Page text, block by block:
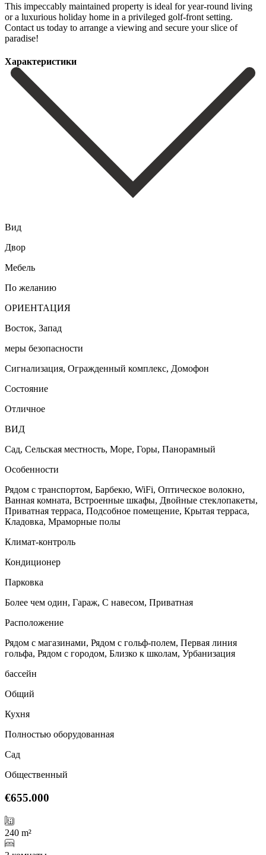
This impeccably maintained ‌property ‌is ‌ideal ‌for year-round ‌living
or ‌a luxurious holiday home in a privileged golf-front ‌setting.
Contact ‌us today ‌to arrange a ‌viewing ‌and ‌secure ‌your ‌slice ‌of
‌paradise!
Характеристики
Вид
Двор
Мебель
По желанию
ОРИЕНТАЦИЯ
Восток, Запад
меры безопасности
Сигнализация, Огражденный комплекс, Домофон
Состояние
Отличное
ВИД
Сад, Сельская местность, Море, Горы, Панорамный
Особенности
Рядом с транспортом, Барбекю, WiFi, Оптическое волокно,
Ванная комната, Встроенные шкафы, Двойные стеклопакеты,
Приватная терраса, Подсобное помещение, Крытая терраса,
Кладовка, Мраморные полы
Климат-контроль
Кондиционер
Парковка
Более чем один, Гараж, С навесом, Приватная
Расположение
Рядом с магазинами, Рядом с гольф-полем, Первая линия
гольфа, Рядом с городом, Близко к школам, Урбанизация
бассейн
Общий
Кухня
Полностью оборудованная
Сад
Общественный
€655.000
240 m²